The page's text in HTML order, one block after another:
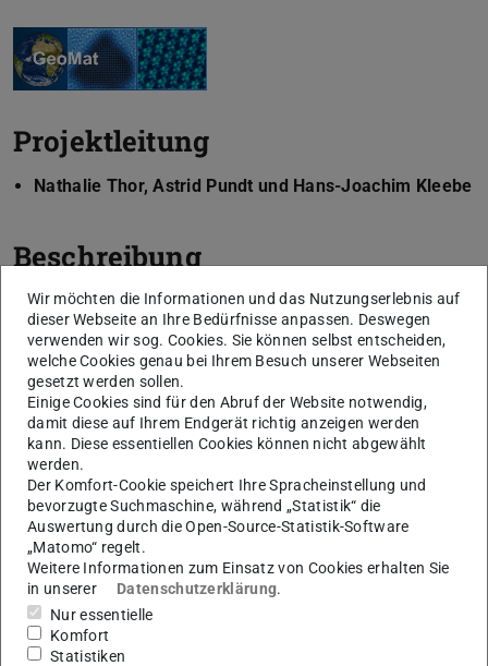
Projektleitung
Nathalie Thor, Astrid Pundt und Hans-Joachim Kleebe
Beschreibung
Um neuartige Materialverbunde aus Verbundmaterialien
entwickeln zu können, ist neben der Syntheseroute und
der gezielten Wärmebehandlung entsprechender
Materialien sowohl ein tiefgründiges Verständnis des
Gefüges als auch die Charakterisierung der vorliegenden
Phasen und der Phasenverteilung unabdingbar. Dabei ist
es entscheidend, die mikrostrukturelle Entwicklung der
Verbundmaterialien im Detail zu verstehen und
interpretieren zu können. Mit Hilfe
elektronenmikroskopischer Untersuchungen (REM und
TEM) wird ein grundlegendes Verständnis der sich
aufgrund der thermischen Behandlungen veränderten
Mikrostrukturen erreicht. Sowohl die Gefügeparameter als
Wir möchten die Informationen und das Nutzungserlebnis auf
dieser Webseite an Ihre Bedürfnisse anpassen. Deswegen
verwenden wir sog. Cookies. Sie können selbst entscheiden,
welche Cookies genau bei Ihrem Besuch unserer Webseiten
gesetzt werden sollen.
Einige Cookies sind für den Abruf der Website notwendig,
damit diese auf Ihrem Endgerät richtig anzeigen werden
kann. Diese essentiellen Cookies können nicht abgewählt
werden.
Der Komfort-Cookie speichert Ihre Spracheinstellung und
bevorzugte Suchmaschine, während „Statistik“ die
Auswertung durch die Open-Source-Statistik-Software
„Matomo“ regelt.
Weitere Informationen zum Einsatz von Cookies erhalten Sie
in unserer
Datenschutzerklärung.
Nur essentielle
Komfort
Statistiken